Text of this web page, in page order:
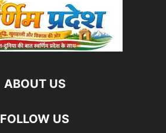
ABOUT US
FOLLOW US